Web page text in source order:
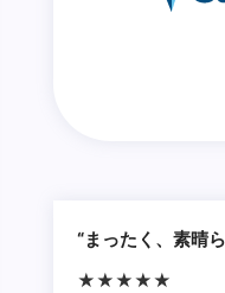
“まったく、素晴
★★★★★